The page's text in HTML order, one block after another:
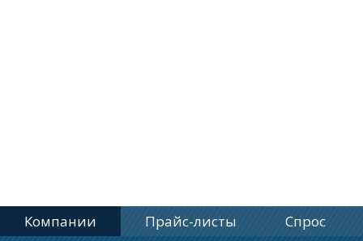
Компании Прайс-листы
Спрос